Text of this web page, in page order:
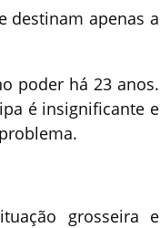
destinam apenas a
poder há 23 anos.
é insignificante e
grosseira e